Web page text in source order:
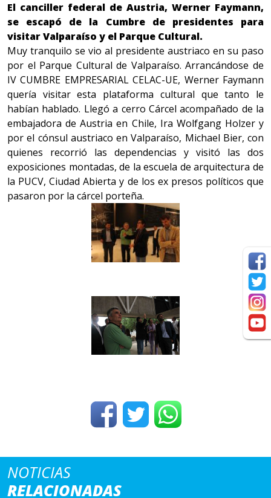
El canciller federal de Austria, Werner Faymann,
se escapó de la Cumbre de presidentes para
visitar Valparaíso y el Parque Cultural.
Muy tranquilo se vio al presidente austriaco en su paso
por el Parque Cultural de Valparaíso. Arrancándose de
IV CUMBRE EMPRESARIAL CELAC-UE, Werner Faymann
quería visitar esta plataforma cultural que tanto le
habían hablado. Llegó a cerro Cárcel acompañado de la
embajadora de Austria en Chile, Ira Wolfgang Holzer y
por el cónsul austriaco en Valparaíso, Michael Bier, con
quienes recorrió las dependencias y visitó las dos
exposiciones montadas, de la escuela de arquitectura de
la PUCV, Ciudad Abierta y de los ex presos políticos que
pasaron por la cárcel porteña.
NOTICIAS
RELACIONADAS